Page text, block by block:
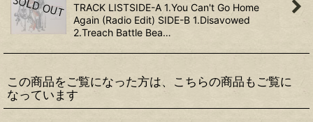
TRACK LISTSIDE-A 1.You Can't Go Home
Again (Radio Edit) SIDE-B 1.Disavowed
2.Treach Battle Bea…
この商品をご覧になった方は、こちらの商品もご覧に
なっています